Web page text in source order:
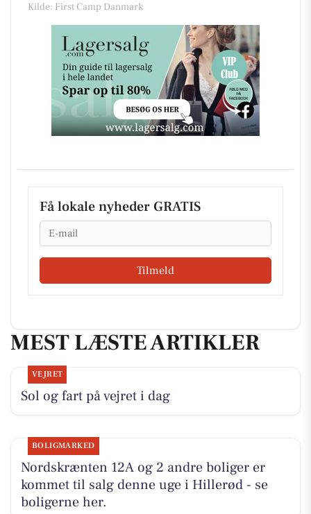
Kilde: First Camp Danmark
Få lokale nyheder GRATIS
Email
Tilmeld
MEST LÆSTE ARTIKLER
VEJRET
Sol og fart på vejret i dag
BOLIGMARKED
Nordskrænten 12A og 2 andre boliger er
kommet til salg denne uge i Hillerød - se
boligerne her.